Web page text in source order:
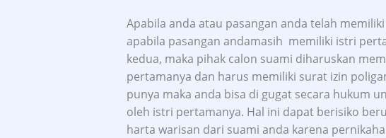
Apabila anda atau pasangan anda telah
apabila pasangan andamasih memiliki istri
kedua, maka pihak calon suami diharuskan
pertamanya dan harus memiliki surat izin
punya maka anda bisa di gugat secara hukum
oleh istri pertamanya. Hal ini dapat berisiko
harta warisan dari suami anda karena